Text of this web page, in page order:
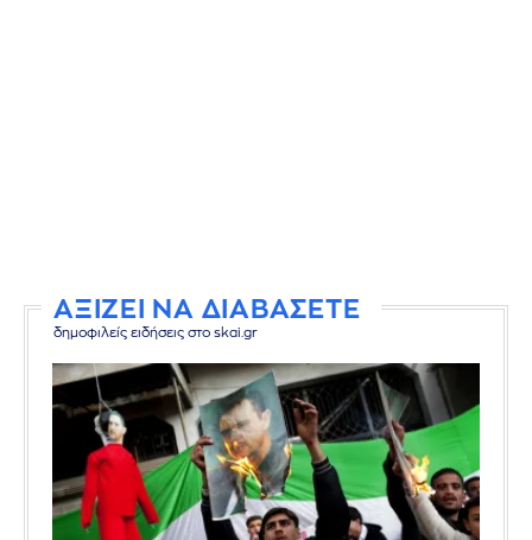
ΑΞΙΖΕΙ ΝΑ ΔΙΑΒΑΣΕΤΕ
δημοφιλείς ειδήσεις στο skai.gr